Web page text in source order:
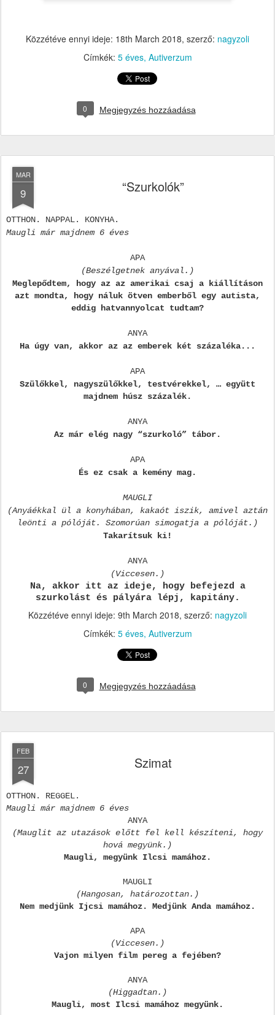
Közzétéve ennyi ideje: 18th March 2018, szerző: nagyzoli
Címkék: 5 éves Autiverzum
0 Megjegyzés hozzáadása
MAR
9 “Szurkolók”
OTTHON. NAPPAL. KONYHA.
Maugli már majdnem 6 éves
APA
(Beszélgetnek anyával.)
Meglepődtem, hogy az az amerikai csaj a kiállításon
azt mondta, hogy náluk ötven emberből egy autista,
eddig hatvannyolcat tudtam?
ANYA
Ha úgy van, akkor az az emberek két százaléka...
APA
Szülőkkel, nagyszülőkkel, testvérekkel, … együtt
majdnem húsz százalék.
ANYA
Az már elég nagy “szurkoló” tábor.
APA
És ez csak a kemény mag.
MAUGLI
(Anyáékkal ül a konyhában, kakaót iszik, amivel aztán
leönti a pólóját. Szomorúan simogatja a pólóját.)
Takarítsuk ki!
ANYA
(Viccesen.)
Na, akkor itt az ideje, hogy befejezd a
szurkolást és pályára lépj, kapitány.
Közzétéve ennyi ideje: 9th March 2018, szerző: nagyzoli
Címkék: 5 éves Autiverzum
0 Megjegyzés hozzáadása
FEB
27 Szimat
OTTHON. REGGEL.
Maugli már majdnem 6 éves
ANYA
(Mauglit az utazások előtt fel kell készíteni, hogy
hová megyünk.)
Maugli, megyünk Ilcsi mamához.
MAUGLI
(Hangosan, határozottan.)
Nem medjünk Ijcsi mamához. Medjünk Anda mamához.
APA
(Viccesen.)
Vajon milyen film pereg a fejében?
ANYA
(Higgadtan.)
Maugli, most Ilcsi mamához megyünk.